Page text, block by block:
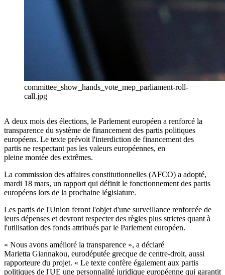
committee_show_hands_vote_mep_parliament-roll-
call.jpg
A deux mois des élections, le Parlement européen a renforcé la
transparence du système de financement des partis politiques
européens. Le texte prévoit l'interdiction de financement des
partis ne respectant pas les valeurs européennes, en
pleine montée des extrêmes.
La commission des affaires constitutionnelles (AFCO) a adopté,
mardi 18 mars, un rapport qui définit le fonctionnement des partis
européens lors de la prochaine législature.
Les partis de l'Union feront l'objet d'une surveillance renforcée de
leurs dépenses et devront respecter des règles plus strictes quant à
l'utilisation des fonds attribués par le Parlement européen.
« Nous avons amélioré la transparence », a déclaré
Marietta Giannakou, eurodéputée grecque de centre-droit, aussi
rapporteure du projet. « Le texte confère également aux partis
politiques de l'UE une personnalité juridique européenne qui garantit